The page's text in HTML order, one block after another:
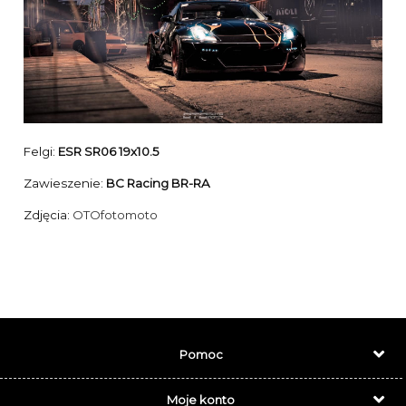
Felgi: ESR SR06 19x10.5
Zawieszenie: BC Racing BR-RA
Zdjęcia: OTOfotomoto
Pomoc
Moje konto